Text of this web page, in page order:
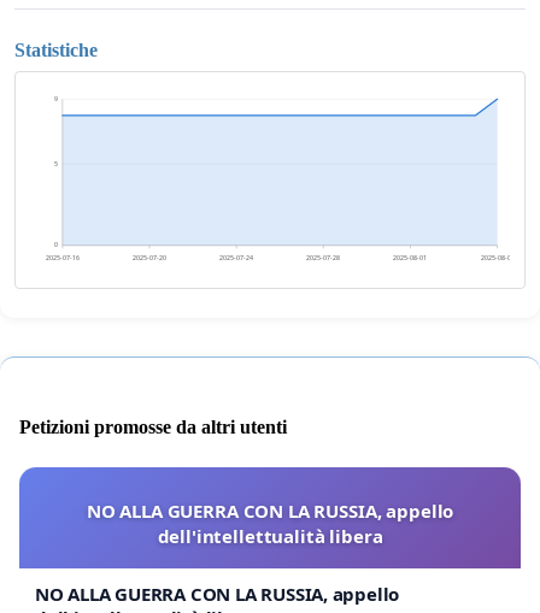
Statistiche
0
5
9
2025-07-16 2025-07-20 2025-07-24 2025-07-28 2025-08-01 2025-08-05
Petizioni promosse da altri utenti
NO ALLA GUERRA CON LA RUSSIA, appello
dell'intellettualità libera
NO ALLA GUERRA CON LA RUSSIA, appello